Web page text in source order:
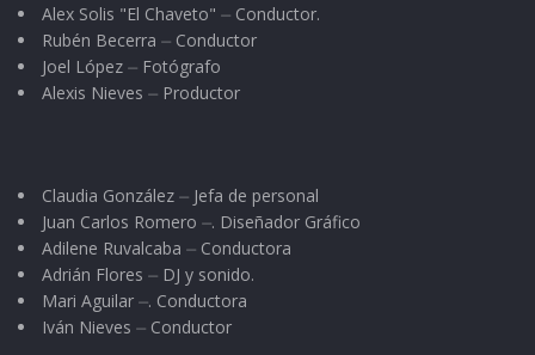
Alex Solis "El Chaveto" ⏤ Conductor.
Rubén Becerra ⏤ Conductor
Joel López ⏤ Fotógrafo
Alexis Nieves ⏤ Productor
Claudia González ⏤ Jefa de personal
Juan Carlos Romero ⏤. Diseñador Gráfico
Adilene Ruvalcaba ⏤ Conductora
Adrián Flores ⏤ DJ y sonido.
Mari Aguilar ⏤. Conductora
Iván Nieves ⏤ Conductor